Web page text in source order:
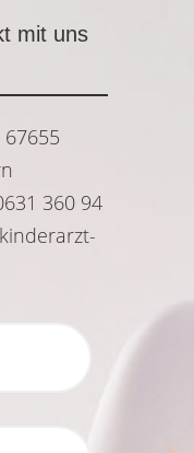
mit uns
360 94